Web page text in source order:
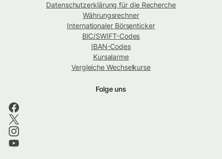
Datenschutzerklärung für die Recherche
Währungsrechner
Internationaler Börsenticker
BIC/SWIFT-Codes
IBAN-Codes
Kursalarme
Vergleiche Wechselkurse
Folge uns